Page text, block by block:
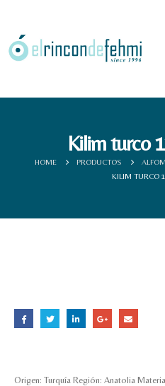
Kilim turco
HOME PRODUCTOS
KILIM TURCO
Origen: Turquía Región: Anatolia